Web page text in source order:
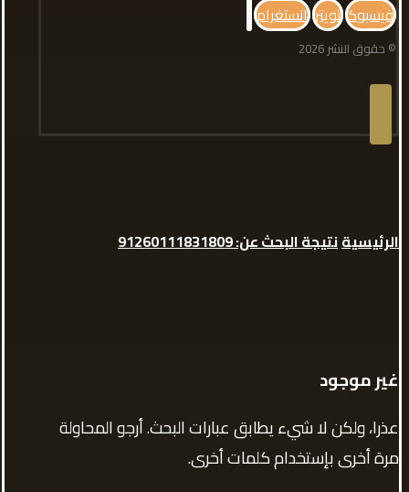
فيسبوك تويتر انستغرام
© حقوق النشر 2026
الرئيسيةنتيجة البحث عن: 91260111831809
غير موجود
عذرا، ولكن لا شيء يطابق عبارات البحث. أرجو المحاولة
مرة أخرى بإستخدام كلمات أخرى.